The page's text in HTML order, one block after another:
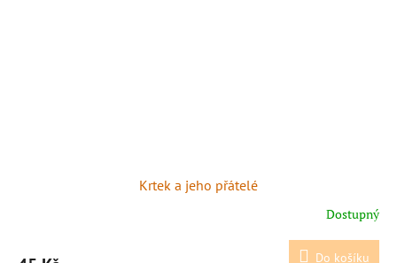
Krtek a jeho přátelé
Dostupný
Do košíku